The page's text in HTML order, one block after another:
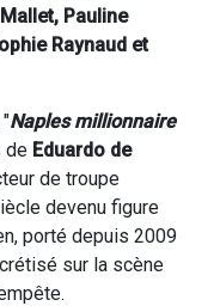
Pauline
Raynaud et
Naples millionnaire
de Eduardo de
de troupe
devenu figure
porté depuis 2009
sur la scène